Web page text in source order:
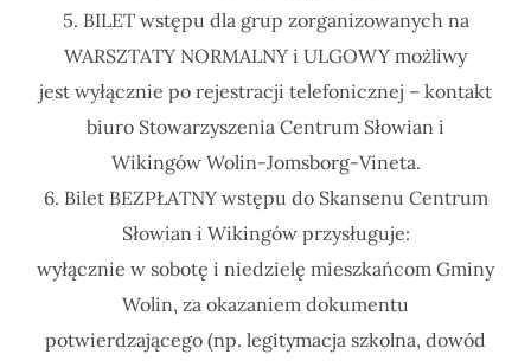
5. BILET wstępu dla grup zorganizowanych na
WARSZTATY NORMALNY i ULGOWY możliwy
jest wyłącznie po rejestracji telefonicznej – kontakt
biuro Stowarzyszenia Centrum Słowian i
Wikingów Wolin-Jomsborg-Vineta.
6. Bilet BEZPŁATNY wstępu do Skansenu Centrum
Słowian i Wikingów przysługuje:
wyłącznie w sobotę i niedzielę mieszkańcom Gminy
Wolin, za okazaniem dokumentu
potwierdzającego (np. legitymacja szkolna, dowód